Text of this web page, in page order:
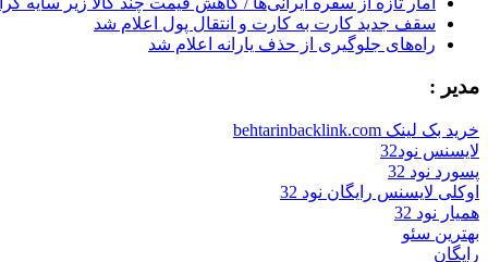
سقف جدید کارت به کارت و انتقال پول اعلام شد
راه‌های جلوگیری از حذف یارانه اعلام شد
مدیر :
خرید بک لینک behtarinbacklink.com
لایسنس نود32
پسورد نود 32
اوکلی لایسنس رایگان نود 32
همیار نود 32
بهترین سئو
رایگان